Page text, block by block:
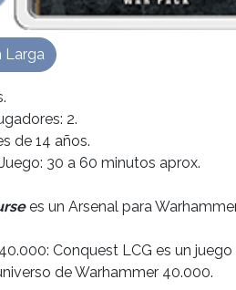
2.
de 14 años.
30 a 60 minutos aprox.
es un Arsenal para
Conquest LCG es un
de Warhammer 40.000.
Larga